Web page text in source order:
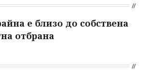
е близо до собствена
отбрана